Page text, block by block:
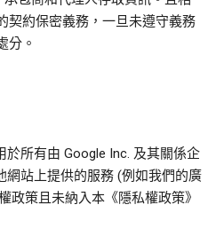
契約保密義務，一旦未遵守義務
分。
所有由 Google Inc. 及其關係企
網站上提供的服務 (例如我們的廣
政策且未納入本《隱私權政策》